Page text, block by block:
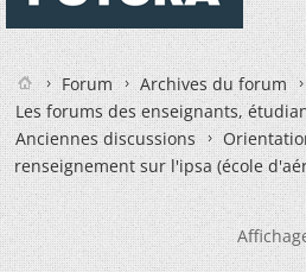
Forum
Archives du forum
Les forums des enseignants,
Anciennes discussions
renseignement sur l'ipsa (école